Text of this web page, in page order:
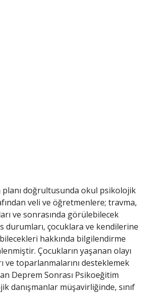
planı doğrultusunda okul psikolojik
veli ve öğretmenlere; travma,
ve sonrasında görülebilecek
durumları, çocuklara ve kendilerine
hakkında bilgilendirme
Çocukların yaşanan olayı
ve toparlanmalarını desteklemek
Deprem Sonrası Psikoeğitim
danışmanlar müşavirliğinde, sınıf